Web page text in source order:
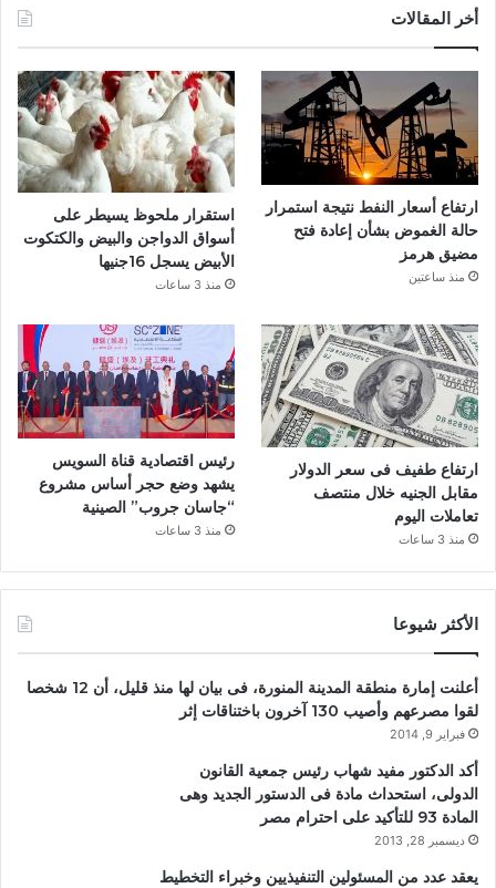
ك
أخر المقالات
ارتفاع أسعار النفط نتيجة استمرار
حالة الغموض بشأن إعادة فتح
مضيق هرمز
منذ ساعتين
استقرار ملحوظ يسيطر على
أسواق الدواجن والبيض والكتكوت
الأبيض يسجل 16جنيها
منذ 3 ساعات
ارتفاع طفيف فى سعر الدولار
مقابل الجنيه خلال منتصف
تعاملات اليوم
منذ 3 ساعات
رئيس اقتصادية قناة السويس
يشهد وضع حجر أساس مشروع
“جاسان جروب” الصينية
منذ 3 ساعات
الأكثر شيوعا
أعلنت إمارة منطقة المدينة المنورة، فى بيان لها منذ قليل، أن 12 شخصا
لقوا مصرعهم وأصيب 130 آخرون باختناقات إثر
فبراير 9, 2014
أكد الدكتور مفيد شهاب رئيس جمعية القانون
الدولى، استحداث مادة فى الدستور الجديد وهى
المادة 93 للتأكيد على احترام مصر
ديسمبر 28, 2013
يعقد عدد من المسئولين التنفيذيين وخبراء التخطيط